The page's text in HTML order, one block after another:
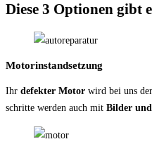
Diese 3 Optionen gibt
Motorinstandsetzung
Ihr defekter Motor wird bei uns
schritte werden auch mit Bilder